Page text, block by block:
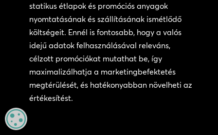
statikus étlapok és promóciós anyagok
nyomtatásának és szállításának ismétlődő
költségeit. Ennél is fontosabb, hogy a valós
idejű adatok felhasználásával releváns,
célzott promóciókat mutathat be, így
maximalizálhatja a marketingbefektetés
megtérülését, és hatékonyabban növelheti az
értékesítést.
MANAGE PRIVACY